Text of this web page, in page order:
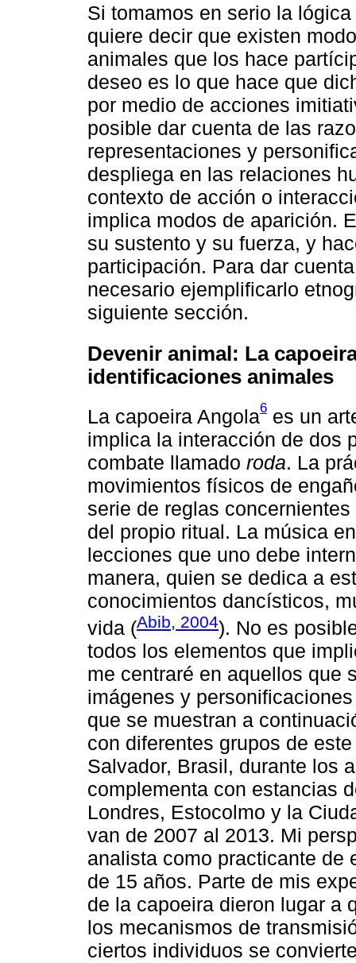
Si tomamos en serio la
quiere decir que existen
animales que los hace
deseo es lo que hace que
por medio de acciones
posible dar cuenta de las
representaciones y
despliega en las relaciones
contexto de acción o
implica modos de aparición.
su sustento y su fuerza, y
participación. Para dar
necesario ejemplificarlo
siguiente sección.
Devenir animal: La
identificaciones animales
La capoeira Angola6 es un
implica la interacción de dos
combate llamado roda. La
movimientos físicos de
serie de reglas
del propio ritual. La música
lecciones que uno debe
manera, quien se dedica a
conocimientos dancísticos,
vida (Abib, 2004). No es
todos los elementos que
me centraré en aquellos que
imágenes y
que se muestran a
con diferentes grupos de
Salvador, Brasil, durante los
complementa con estancias
Londres, Estocolmo y la
van de 2007 al 2013. Mi
analista como practicante de
de 15 años. Parte de mis
de la capoeira dieron lugar a
los mecanismos de
ciertos individuos se